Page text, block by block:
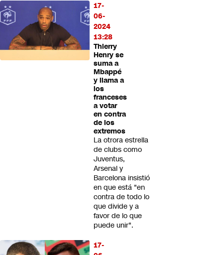
17-
06-
2024
13:28
Thierry
Henry se
suma a
Mbappé
y llama a
los
franceses
a votar
en contra
de los
extremos
La otrora estrella
de clubs como
Juventus,
Arsenal y
Barcelona insistió
en que está "en
contra de todo lo
que divide y a
favor de lo que
puede unir".
17-